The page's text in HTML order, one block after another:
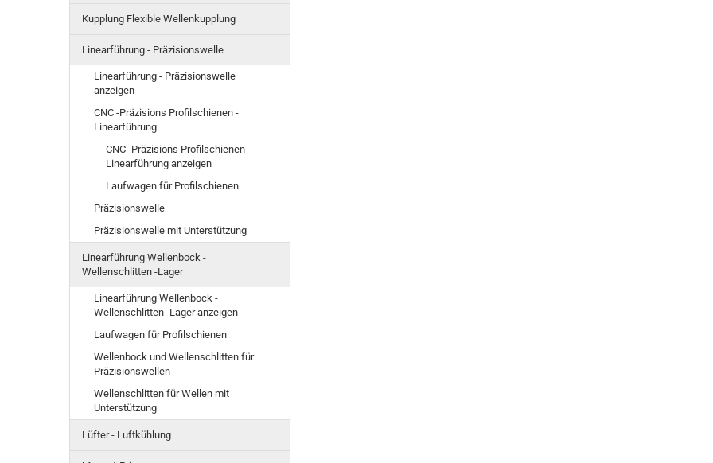
Kupplung Flexible Wellenkupplung
Linearführung - Präzisionswelle
Linearführung - Präzisionswelle
anzeigen
CNC -Präzisions Profilschienen -
Linearführung
CNC -Präzisions Profilschienen -
Linearführung anzeigen
Laufwagen für Profilschienen
Präzisionswelle
Präzisionswelle mit Unterstützung
Linearführung Wellenbock -
Wellenschlitten -Lager
Linearführung Wellenbock -
Wellenschlitten -Lager anzeigen
Laufwagen für Profilschienen
Wellenbock und Wellenschlitten für
Präzisionswellen
Wellenschlitten für Wellen mit
Unterstützung
Lüfter - Luftkühlung